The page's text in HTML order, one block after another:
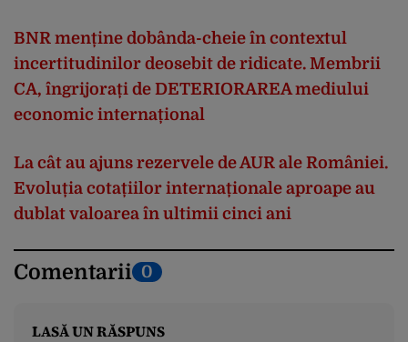
BNR menține dobânda-cheie în contextul
incertitudinilor deosebit de ridicate. Membrii
CA, îngrijorați de DETERIORAREA mediului
economic internațional
La cât au ajuns rezervele de AUR ale României.
Evoluția cotațiilor internaționale aproape au
dublat valoarea în ultimii cinci ani
Comentarii 0
LASĂ UN RĂSPUNS